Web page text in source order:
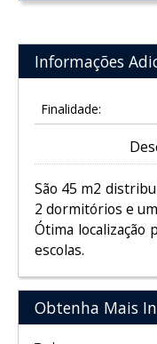
Informações
Finalidade:
São 45 m2
2 dormitórios e
Ótima localização
escolas.
Obtenha Mais